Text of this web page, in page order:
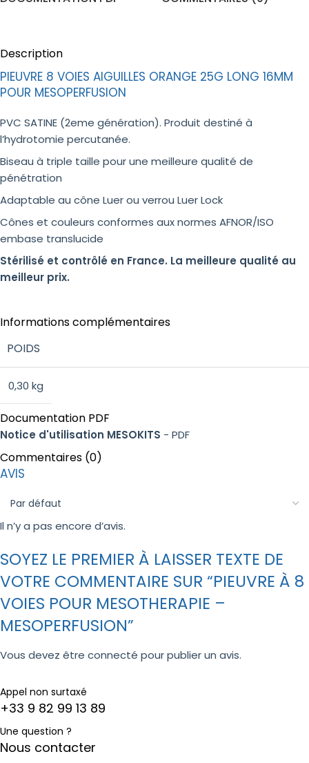
Description
PIEUVRE 8 VOIES AIGUILLES ORANGE 25G LONG 16MM
POUR MESOPERFUSION
PVC SATINE (2eme génération). Produit destiné à
l’hydrotomie percutanée.
Biseau à triple taille pour une meilleure qualité de
pénétration
Adaptable au cône Luer ou verrou Luer Lock
Cônes et couleurs conformes aux normes AFNOR/ISO
embase translucide
Stérilisé et contrôlé en France. La meilleure qualité au
meilleur prix.
Informations complémentaires
POIDS
0,30 kg
Documentation PDF
Notice d'utilisation MESOKITS - PDF
Commentaires (0)
AVIS
Il n’y a pas encore d’avis.
SOYEZ LE PREMIER À LAISSER TEXTE DE
VOTRE COMMENTAIRE SUR “PIEUVRE À 8
VOIES POUR MESOTHERAPIE –
MESOPERFUSION”
Vous devez être connecté pour publier un avis.
Appel non surtaxé
+33 9 82 99 13 89
Une question ?
Nous contacter